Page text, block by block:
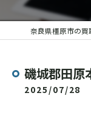
磯城郡田原
2025/07/28